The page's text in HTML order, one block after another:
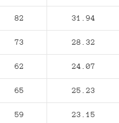
82 31.94
73 28.32
62 24.07
65 25.23
59 23.15